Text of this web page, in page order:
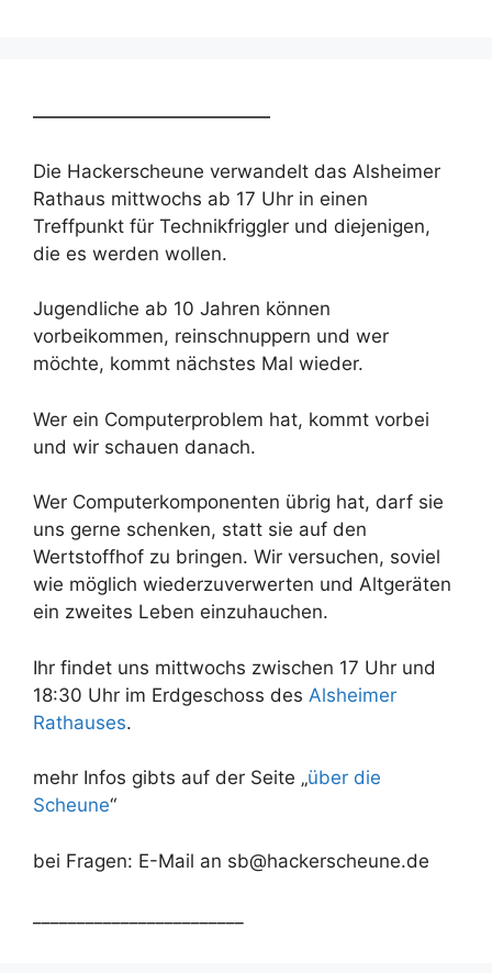
Die Hackerscheune verwandelt das Alsheimer
Rathaus mittwochs ab 17 Uhr in einen
Treffpunkt für Technikfriggler und diejenigen,
die es werden wollen.
Jugendliche ab 10 Jahren können
vorbeikommen, reinschnuppern und wer
möchte, kommt nächstes Mal wieder.
Wer ein Computerproblem hat, kommt vorbei
und wir schauen danach.
Wer Computerkomponenten übrig hat, darf sie
uns gerne schenken, statt sie auf den
Wertstoffhof zu bringen. Wir versuchen, soviel
wie möglich wiederzuverwerten und Altgeräten
ein zweites Leben einzuhauchen.
Ihr findet uns mittwochs zwischen 17 Uhr und
18:30 Uhr im Erdgeschoss des Alsheimer
Rathauses.
mehr Infos gibts auf der Seite „über die
Scheune“
bei Fragen: E-Mail an sb@hackerscheune.de